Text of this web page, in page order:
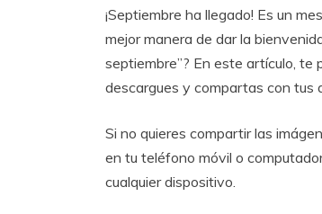
August
28,
2023
Calendar
¡Septiembre ha llegado! Es un
mejor manera de dar la
septiembre”? En este artículo, te
descargues y compartas con tus
Si no quieres compartir las
en tu teléfono móvil o
cualquier dispositivo.